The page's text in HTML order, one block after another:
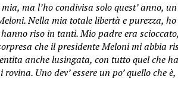
ma l’ho condivisa solo quest’ anno,
Nella mia totale libertà e purezza,
hanno riso in tanti. Mio padre era
che il presidente Meloni mi abbia
anche lusingata, con tutto quel che
Uno dev’ essere un po’ quello che